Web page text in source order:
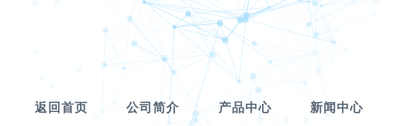
返回首页 公司简介 产品中心 新闻中心